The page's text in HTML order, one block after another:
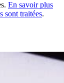
En savoir plus
sont traitées.